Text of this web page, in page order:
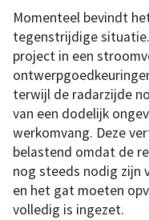
Momenteel bevindt
tegenstrijdige
project in een
terwijl de radarzijde
van een dodelijk
werkomvang. Deze
belastend omdat de
nog steeds nodig zijn
en het gat moeten
volledig is ingezet.